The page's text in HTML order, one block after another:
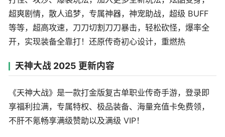
超爽剧情，散人追梦，专属神器，神宠助战，超级 BUFF
等等，超高攻速，刀刀切割刀刀暴击，轻松砍怪，爆率全
开，实现装备全靠打！还原传奇初心设计，重燃热
天神大战 2025 更新内容
《天神大战》是一款打金版复古单职业传奇手游，登录即
享福利拉满，专属特权、极品装备、海量充值卡免费领，
不肝不氪畅享满级赞助以及满级 VIP！